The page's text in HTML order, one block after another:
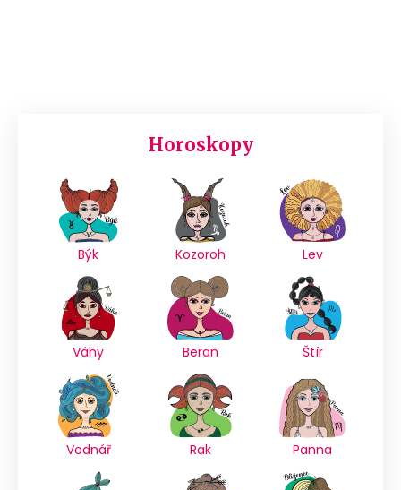
Horoskopy
Býk Kozoroh Lev
Váhy Beran Štír
Vodnář Rak Panna